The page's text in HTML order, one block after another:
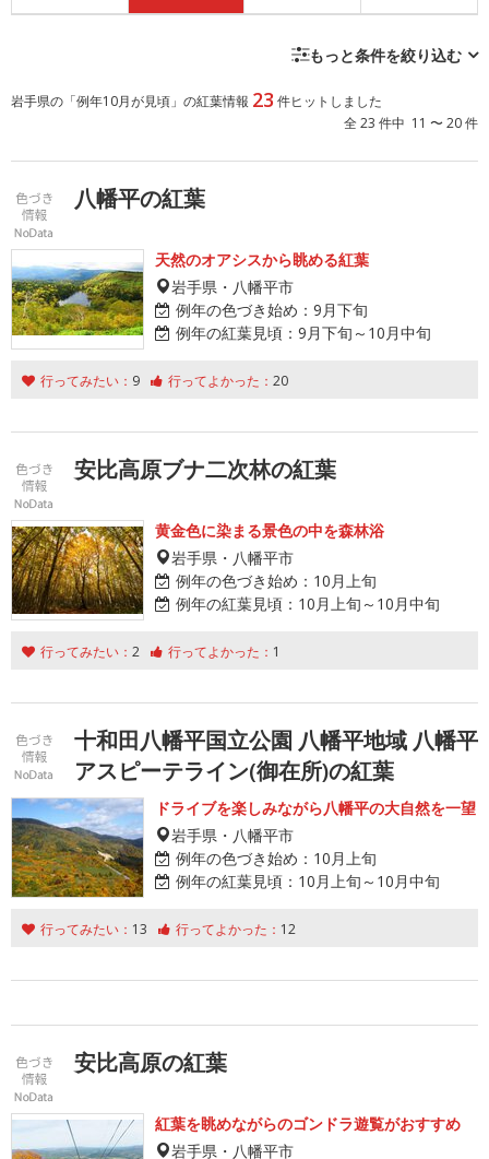
もっと条件を絞り込む
岩手県の「例年10月が見頃」の紅葉情報 23 件ヒットしました
全 23 件中 11 〜 20 件
八幡平の紅葉
天然のオアシスから眺める紅葉
岩手県・八幡平市
例年の色づき始め： 9月下旬
例年の紅葉見頃： 9月下旬～10月中旬
行ってみたい： 9 行ってよかった： 20
安比高原ブナ二次林の紅葉
黄金色に染まる景色の中を森林浴
岩手県・八幡平市
例年の色づき始め： 10月上旬
例年の紅葉見頃： 10月上旬～10月中旬
行ってみたい： 2 行ってよかった： 1
十和田八幡平国立公園 八幡平地域 八幡平
アスピーテライン(御在所)の紅葉
ドライブを楽しみながら八幡平の大自然を一望
岩手県・八幡平市
例年の色づき始め： 10月上旬
例年の紅葉見頃： 10月上旬～10月中旬
行ってみたい： 13 行ってよかった： 12
安比高原の紅葉
紅葉を眺めながらのゴンドラ遊覧がおすすめ
岩手県・八幡平市